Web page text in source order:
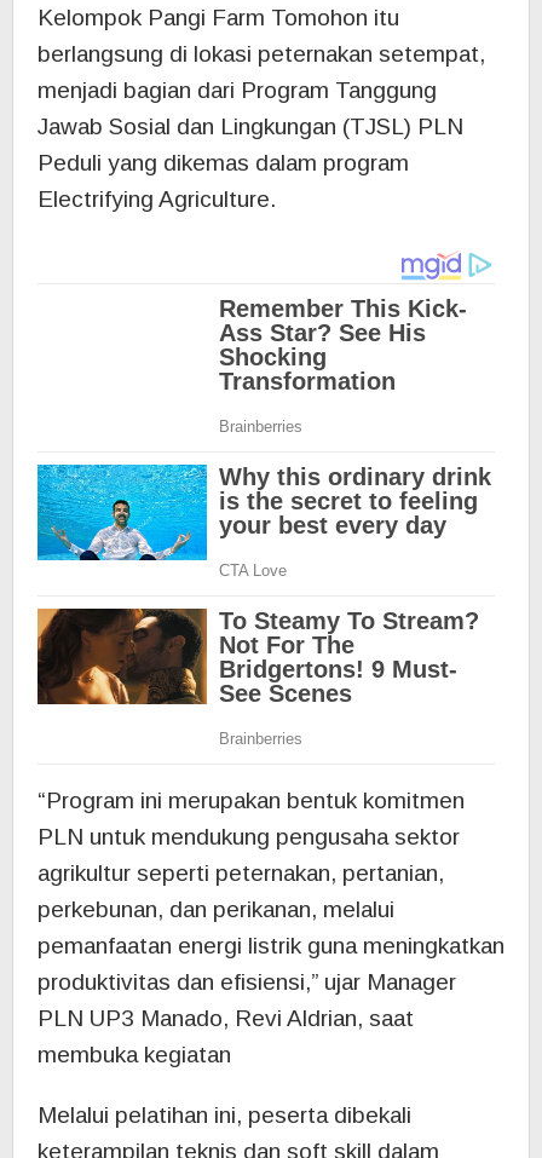
Kelompok Pangi Farm Tomohon itu
berlangsung di lokasi peternakan setempat,
menjadi bagian dari Program Tanggung
Jawab Sosial dan Lingkungan (TJSL) PLN
Peduli yang dikemas dalam program
Electrifying Agriculture.
“Program ini merupakan bentuk komitmen
PLN untuk mendukung pengusaha sektor
agrikultur seperti peternakan, pertanian,
perkebunan, dan perikanan, melalui
pemanfaatan energi listrik guna meningkatkan
produktivitas dan efisiensi,” ujar Manager
PLN UP3 Manado, Revi Aldrian, saat
membuka kegiatan
Melalui pelatihan ini, peserta dibekali
keterampilan teknis dan soft skill dalam